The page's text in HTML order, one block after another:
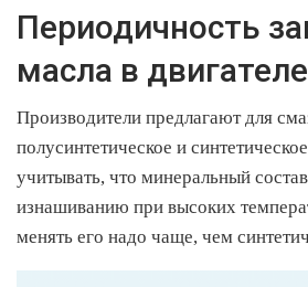
Периодичность
масла в двигателе
Производители предлагают для
полусинтетическое и
учитывать, что минеральный
изнашиванию при высоких
менять его надо чаще, чем